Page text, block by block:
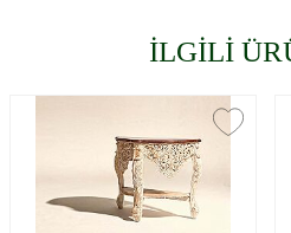
İLGİLİ